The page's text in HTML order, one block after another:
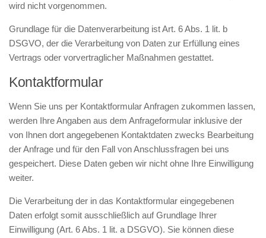
wird nicht vorgenommen.
Grundlage für die Datenverarbeitung ist Art. 6 Abs. 1 lit. b
DSGVO, der die Verarbeitung von Daten zur Erfüllung eines
Vertrags oder vorvertraglicher Maßnahmen gestattet.
Kontaktformular
Wenn Sie uns per Kontaktformular Anfragen zukommen lassen,
werden Ihre Angaben aus dem Anfrageformular inklusive der
von Ihnen dort angegebenen Kontaktdaten zwecks Bearbeitung
der Anfrage und für den Fall von Anschlussfragen bei uns
gespeichert. Diese Daten geben wir nicht ohne Ihre Einwilligung
weiter.
Die Verarbeitung der in das Kontaktformular eingegebenen
Daten erfolgt somit ausschließlich auf Grundlage Ihrer
Einwilligung (Art. 6 Abs. 1 lit. a DSGVO). Sie können diese